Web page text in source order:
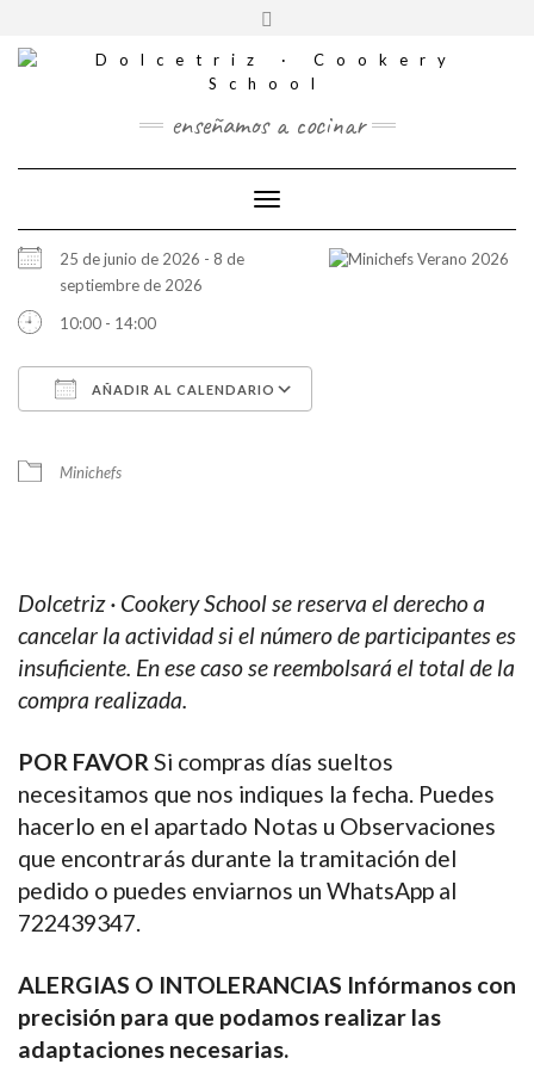
contenido
CONTACTO
SOCIALEScabecera
enseñamos a cocinar
Cambiar modo de navegación
25 de junio de 2026 - 8 de
septiembre de 2026
10:00 - 14:00
AÑADIR AL CALENDARIO
Minichefs
Dolcetriz · Cookery School se reserva el derecho a
cancelar la actividad si el número de participantes es
insuficiente. En ese caso se reembolsará el total de la
compra realizada.
POR FAVOR Si compras días sueltos
necesitamos que nos indiques la fecha. Puedes
hacerlo en el apartado Notas u Observaciones
que encontrarás durante la tramitación del
pedido o puedes enviarnos un WhatsApp al
722439347.
ALERGIAS O INTOLERANCIAS Infórmanos con
precisión para que podamos realizar las
adaptaciones necesarias.